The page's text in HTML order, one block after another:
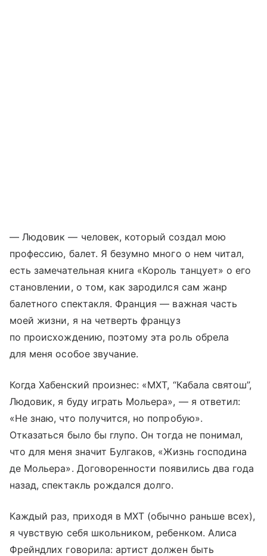
— Людовик — человек, который создал мою
профессию, балет. Я безумно много о нем читал,
есть замечательная книга «Король танцует» о его
становлении, о том, как зародился сам жанр
балетного спектакля. Франция — важная часть
моей жизни, я на четверть француз
по происхождению, поэтому эта роль обрела
для меня особое звучание.
Когда Хабенский произнес: «МХТ, “Кабала святош”,
Людовик, я буду играть Мольера», — я ответил:
«Не знаю, что получится, но попробую».
Отказаться было бы глупо. Он тогда не понимал,
что для меня значит Булгаков, «Жизнь господина
де Мольера». Договоренности появились два года
назад, спектакль рождался долго.
Каждый раз, приходя в МХТ (обычно раньше всех),
я чувствую себя школьником, ребенком. Алиса
Фрейндлих говорила: артист должен быть